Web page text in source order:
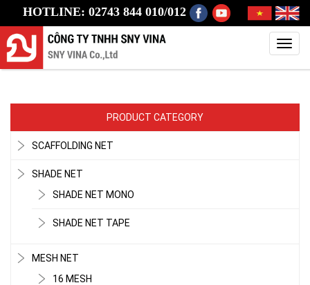
HOTLINE: 02743 844 010/012
PRODUCT CATEGORY
SCAFFOLDING NET
SHADE NET
SHADE NET MONO
SHADE NET TAPE
MESH NET
16 MESH